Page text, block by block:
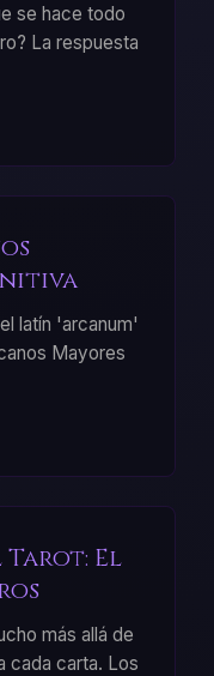
se hace todo
La respuesta
latín 'arcanum'
Mayores
El
más allá de
cada carta. Los